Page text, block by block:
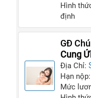
Hình
định
GĐ
Gấp
Cung
Địa Chỉ:
Hạn
Mức